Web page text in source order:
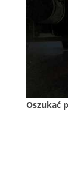
Oszukać